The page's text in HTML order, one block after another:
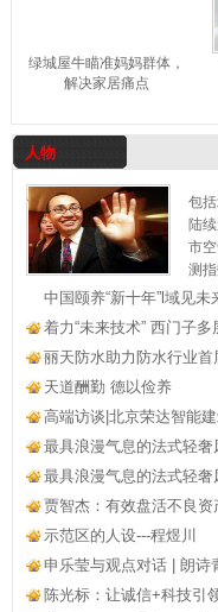
绿城屋牛瞄准妈妈群体，
解决家居痛点
人物
包
陆
市
测
中国颐养“新十年”l域见
着力“未来技术” 西门子
丽天防水助力防水行业首
天道酬勤 德以俭养
高端访谈|北京荣达智能
最具浪漫气息的法式轻奢
最具浪漫气息的法式轻奢
贾智杰：有效盘活不良资
示范区的人设---程煜川
申乐莹与观点对话 | 朗诗
陈光标：让诚信+科技引